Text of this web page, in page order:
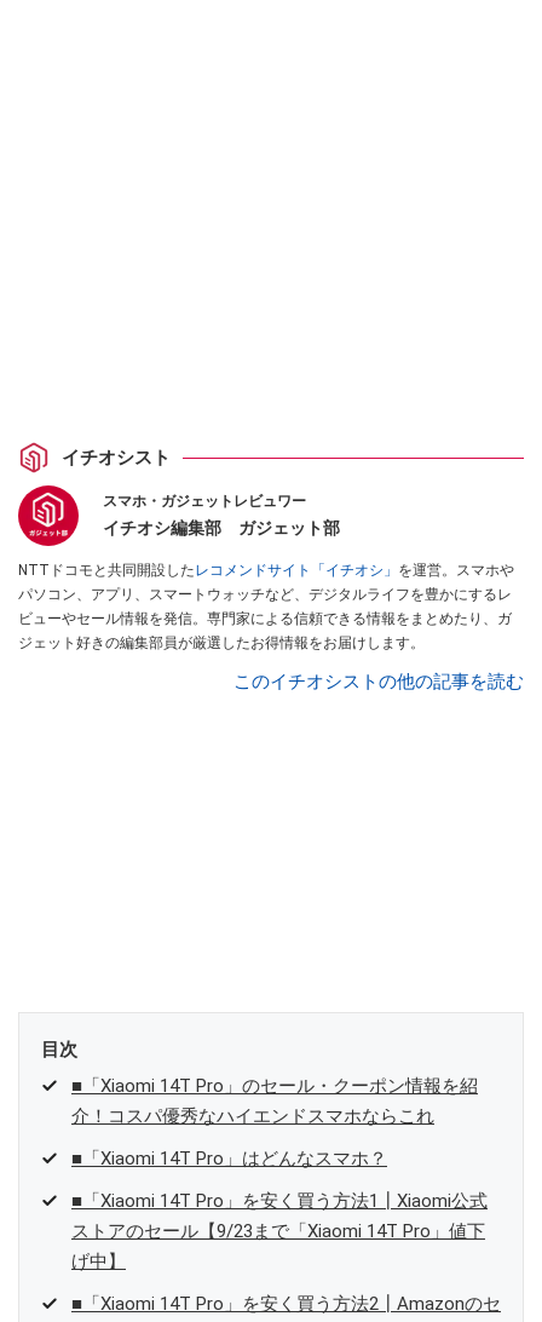
イチオシスト
スマホ・ガジェットレビュワー
イチオシ編集部 ガジェット部
NTTドコモと共同開設したレコメンドサイト「イチオシ」 を運営。スマホや
パソコン、アプリ、スマートウォッチなど、デジタルライフを豊かにするレ
ビューやセール情報を発信。専門家による信頼できる情報をまとめたり、ガ
ジェット好きの編集部員が厳選したお得情報をお届けします。
このイチオシストの他の記事を読む
目次
■「Xiaomi 14T Pro」のセール・クーポン情報を紹
介！コスパ優秀なハイエンドスマホならこれ
■「Xiaomi 14T Pro」はどんなスマホ？
■「Xiaomi 14T Pro」を安く買う方法1┃Xiaomi公式
ストアのセール【9/23まで「Xiaomi 14T Pro」値下
げ中】
■「Xiaomi 14T Pro」を安く買う方法2┃Amazonのセ